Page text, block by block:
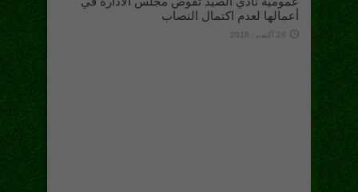
أعمالها لعدم اكتمال النصاب
26 أكتوبر، 2018